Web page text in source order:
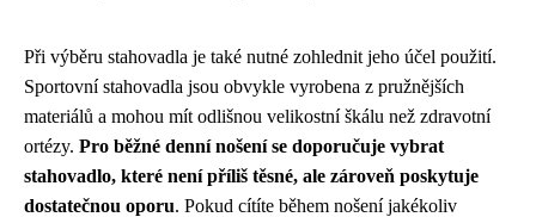
Při výběru stahovadla je také nutné zohlednit jeho účel použití.
Sportovní stahovadla jsou obvykle vyrobena z pružnějších
materiálů a mohou mít odlišnou velikostní škálu než zdravotní
ortézy. Pro běžné denní nošení se doporučuje vybrat
stahovadlo, které není příliš těsné, ale zároveň poskytuje
dostatečnou oporu. Pokud cítíte během nošení jakékoliv